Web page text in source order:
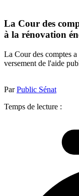
La Cour des
à la rénovation
La Cour des comptes
versement de l'aide
ParPublic Sénat
Temps de lecture :